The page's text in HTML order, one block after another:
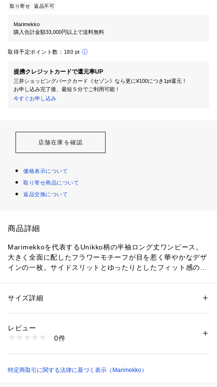
取り寄せ 返品不可
Marimekko
購入合計金額33,000円以上で送料無料
取得予定ポイント数： 180 pt
提携クレジットカードで還元率UP
三井ショッピングパークカード《セゾン》なら更に¥100につき1pt還元！
お申し込み完了後、最短５分でご利用可能！
今すぐお申し込み
店舗在庫を確認
価格表示について
取り寄せ商品について
返品交換について
商品詳細
Marimekkoを代表するUnikko柄の半袖ロング丈ワンピース。
大きく全面に配したフラワーモチーフが目を惹く華やかなデザ
インの一枚。サイドスリットとゆったりとしたフィット感のス
です。
ご了承下さい。
商品情報
性別：レディース
素材：コットン100%
商品番号：
52259193763 （ショップ）
サイズ詳細
レビュー
0件
特定商取引に関する法律に基づく表示（Marimekko）